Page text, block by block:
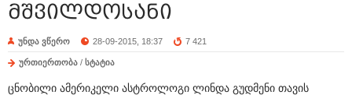
მშვილდოსანი
უნდა ვწერო 28-09-2015, 18:37 7 421
ურთიერთობა / სტატია
ცნობილი ამერიკელი ასტროლოგი ლინდა გუდმენი თავის